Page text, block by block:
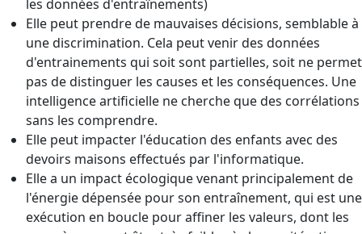
les données d'entraînements)
Elle peut prendre de mauvaises décisions, semblable à
une discrimination. Cela peut venir des données
d'entrainements qui soit sont partielles, soit ne permet
pas de distinguer les causes et les conséquences. Une
intelligence artificielle ne cherche que des corrélations
sans les comprendre.
Elle peut impacter l'éducation des enfants avec des
devoirs maisons effectués par l'informatique.
Elle a un impact écologique venant principalement de
l'énergie dépensée pour son entraînement, qui est une
exécution en boucle pour affiner les valeurs, dont les